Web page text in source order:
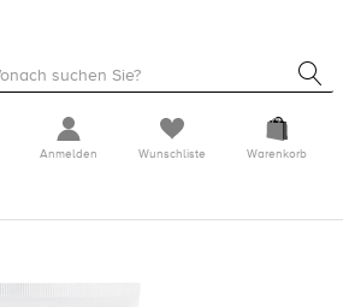
Anmelden Wunschliste Warenkorb